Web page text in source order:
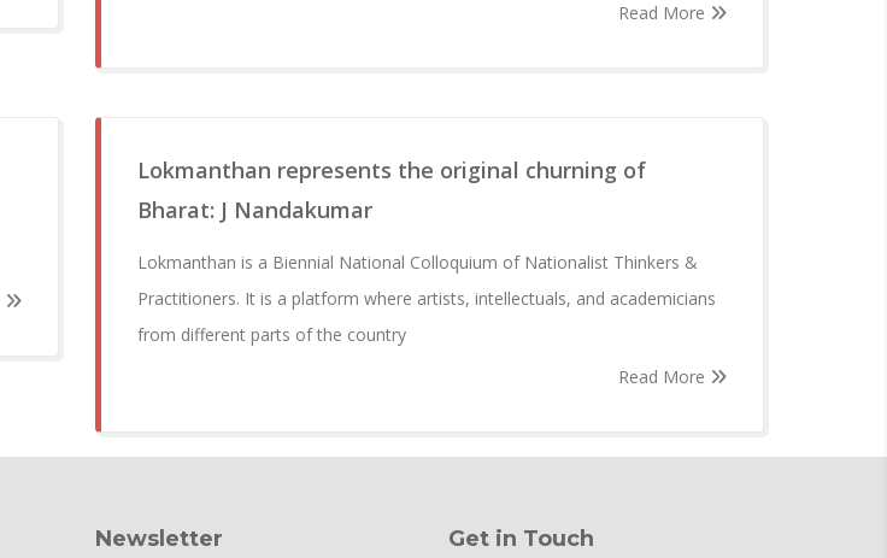
Read More
Lokmanthan represents the original churning of
Bharat: J Nandakumar
Lokmanthan is a Biennial National Colloquium of Nationalist Thinkers &
Practitioners. It is a platform where artists, intellectuals, and academicians
from different parts of the country
Read More
Newsletter Get in Touch